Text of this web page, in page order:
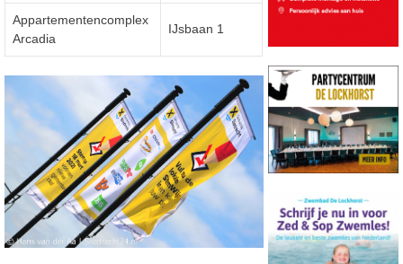
Appartementencomplex
Arcadia
IJsbaan 1